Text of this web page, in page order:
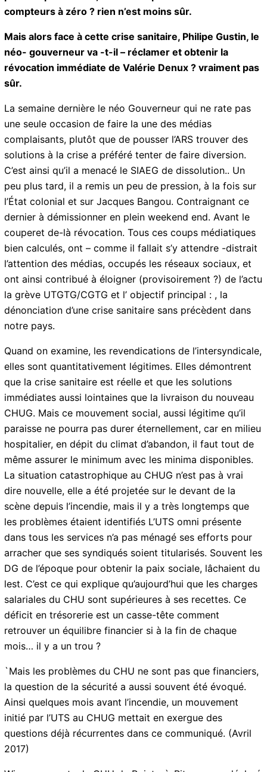
Ce mouvement social qui se voudrait être une
CHUG est la partie la plus visible, suffira-t-il pour
remettre tous les compteurs à zéro ? rien n’est
moins sûr.
le néo- gouverneur va -t-il – réclamer et obtenir la
révocation immédiate de Valérie Denux ? vraiment
pas sûr.
La semaine dernière le néo Gouverneur qui ne rate pas
une seule occasion de faire la une des médias
complaisants, plutôt que de pousser l’ARS trouver des
solutions à la crise a préféré tenter de faire diversion.
C’est ainsi qu’il a menacé le SIAEG de dissolution.. Un
peu plus tard, il a remis un peu de pression, à la fois
sur l’État colonial et sur Jacques Bangou. Contraignant
ce dernier à démissionner en plein weekend end. Avant
le couperet de-là révocation. Tous ces coups
médiatiques bien calculés, ont – comme il fallait s’y
attendre -distrait l’attention des médias, occupés les
(provisoirement ?) de l’actu la grève UTGTG/CGTG et l’
objectif principal : , la dénonciation d’une crise
sanitaire sans précèdent dans notre pays.
Quand on examine, les revendications de
l’intersyndicale, elles sont quantitativement légitimes.
Elles démontrent que la crise sanitaire est réelle et que
les solutions immédiates aussi lointaines que la
livraison du nouveau CHUG. Mais ce mouvement
social, aussi légitime qu’il paraisse ne pourra pas durer
éternellement, car en milieu hospitalier, en dépit du
climat d’abandon, il faut tout de même assurer le
minimum avec les minima disponibles. La situation
catastrophique au CHUG n’est pas à vrai dire nouvelle,
elle a été projetée sur le devant de la scène depuis
l’incendie, mais il y a très longtemps que les problèmes
étaient identifiés L’UTS omni présente dans tous les
services n’a pas ménagé ses efforts pour arracher que
ses syndiqués soient titularisés. Souvent les DG de
l’époque pour obtenir la paix sociale, lâchaient du lest.
salariales du CHU sont supérieures à ses recettes. Ce
déficit en trésorerie est un casse-tête comment
retrouver un équilibre financier si à la fin de chaque
mois… il y a un trou ?
`Mais les problèmes du CHU ne sont pas que